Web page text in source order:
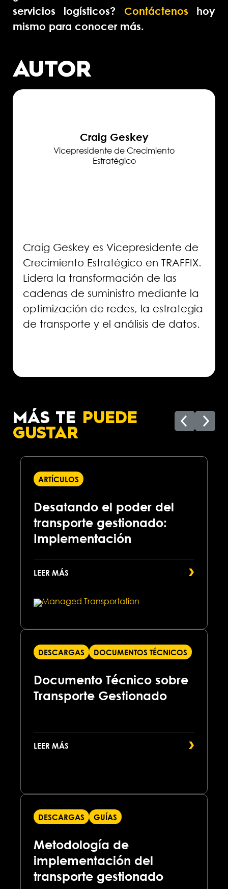
servicios logísticos? Contáctenos hoy
mismo para conocer más.
AUTOR
Craig Geskey
Vicepresidente de Crecimiento
Estratégico
Craig Geskey es Vicepresidente de
Crecimiento Estratégico en TRAFFIX.
Lidera la transformación de las
cadenas de suministro mediante la
optimización de redes, la estrategia
de transporte y el análisis de datos.
MÁS TE PUEDE
GUSTAR
ARTÍCULOS
Desatando el poder del
transporte gestionado:
Implementación
LEER MÁS
DESCARGAS DOCUMENTOS TÉCNICOS
Documento Técnico sobre
Transporte Gestionado
LEER MÁS
DESCARGAS GUÍAS
Metodología de
implementación del
transporte gestionado